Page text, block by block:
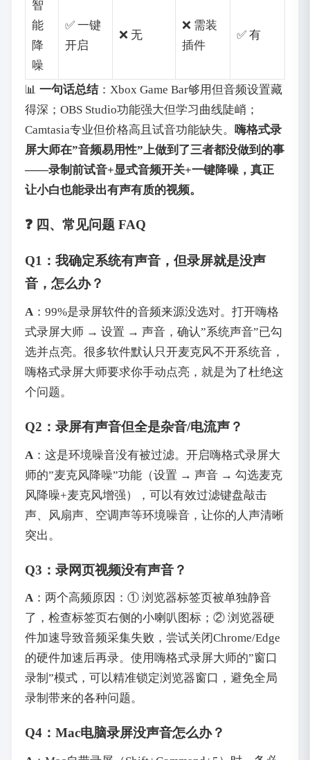
智
能
降
噪
✅ 一键
开启
❌ 无
❌ 需装
插件
✅ 有
📊 ‌ 一句话总结‌：Xbox Game Bar够用但音频设置藏
得深；OBS Studio功能强大但学习曲线陡峭；
Camtasia专业但价格高且试音功能缺失。‌ 嗨格式录
屏大师在”音频易用性”上做到了三者都没做到的事
——录制前试音+显式音频开关+一键降噪，真正
让小白也能录出有声有质的视频。
❓ 四、常见问题 FAQ
Q1：我确定系统有声音，但录屏就是没声
音，怎么办？
A‌：99%是录屏软件的音频来源没选对。打开嗨格
式录屏大师 → 设置 → 声音，确认”系统声音”已勾
选并点亮。很多软件默认只开麦克风不开系统音，
嗨格式录屏大师要求你手动点亮，就是为了杜绝这
个问题。
Q2：录屏有声音但全是杂音/电流声？
A ‌：这是环境噪音没有被过滤。开启嗨格式录屏大
师的”麦克风降噪”功能（设置 → 声音 → 勾选麦克
风降噪+麦克风增强），可以有效过滤键盘敲击
声、风扇声、空调声等环境噪音，让你的人声清晰
突出。
Q3：录网页视频没有声音？
A‌：两个高频原因：① 浏览器标签页被单独静音
了，检查标签页右侧的小喇叭图标；② 浏览器硬
件加速导致音频采集失败，尝试关闭Chrome/Edge
的硬件加速后再录。使用嗨格式录屏大师的”窗口
录制”模式，可以精准锁定浏览器窗口，避免全局
录制带来的各种问题。
Q4：Mac电脑录屏没声音怎么办？